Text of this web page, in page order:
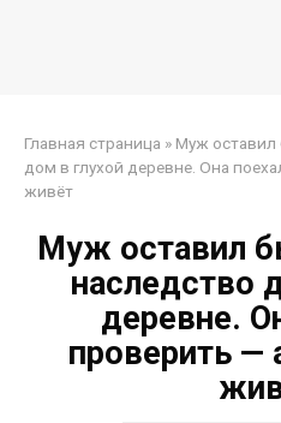
Главная страница » Муж оставил
дом в глухой деревне. Она
живёт
Муж оставил
наследство
деревне.
проверить —